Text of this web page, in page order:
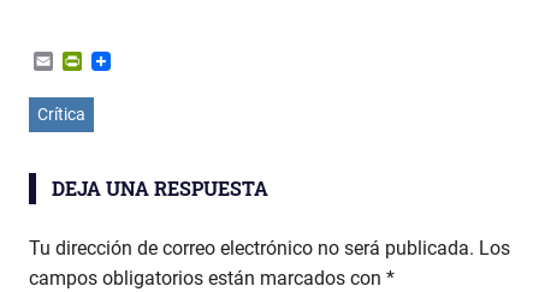
EmailPrintFriendly
Crítica
DEJA UNA RESPUESTA
Tu dirección de correo electrónico no será publicada. Los
campos obligatorios están marcados con *